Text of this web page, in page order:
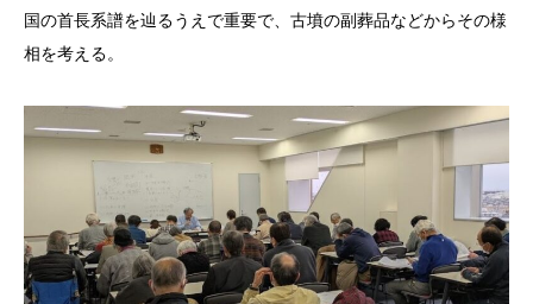
国の首長系譜を辿るうえで重要で、古墳の副葬品などからその様
相を考える。